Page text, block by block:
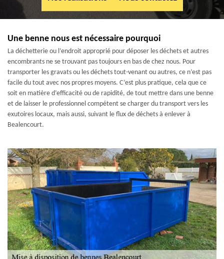
Une benne nous est nécessaire pourquoi
La déchetterie ou l’endroit approprié pour déposer les déchets et autres
encombrants ne se trouvant pas toujours en bas de chez nous. Pour
transporter les gravats ou les déchets tout-venant ou autres, ce n’est pas
facile du tout avec nos propres moyens. C’est plus pratique, cela que ce
soit en matière d’efficacité ou de rapidité, de tout mettre dans une benne
et de laisser le professionnel compétent se charger du transport vers les
exutoires locaux, mais aussi, suivant le flux de déchets à enlever à
Bealencourt.